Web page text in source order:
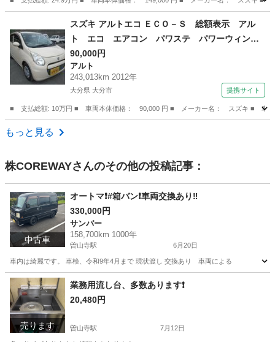
Kei ミラー
スズキ アルトエコ ＥＣＯ－Ｓ 総額表示 アル
ト エコ エアコン パワステ パワーウィン
ド キーレスキー タイミングチェーン Ｉ－Ｓ
ＴＯＰ （検9.2）
90,000円
アルト
243,013km 2012年
大分県 大分市 提携サイト
■ 支払総額: 10万円 ■ 車両本体価格： 90,000 円 ■ メーカー名： スズキ ■
大分 大分市
もっと見る
株COREWAYさんのその他の投稿記事：
中古車
オートマ❗️#箱バン❗️車両交換あり‼️
330,000円
サンバー
158,700km 1000年
曽山寺駅 6月20日
車内は綺麗です。 車検、令和9年4月まで 現状渡し 交換あり 車両による
宮崎 宮崎市 曽山寺駅 サンバー 箱バン
売ります
業務用流し台、多数あります❗️
20,480円
曽山寺駅 7月12日